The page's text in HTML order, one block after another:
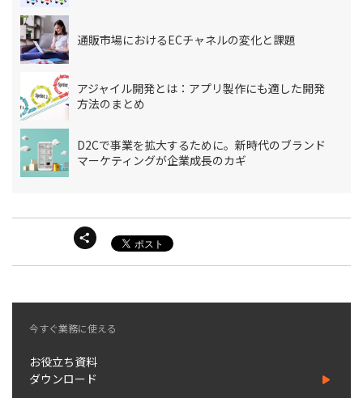
通販市場におけるECチャネルの変化と課題
アジャイル開発とは：アプリ製作にも適した開発
方法のまとめ
D2Cで事業を拡大するために。新時代のブランド
マーケティングが企業成長のカギ
今すぐ業務に使える
お役立ち資料
ダウンロード